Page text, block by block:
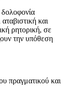
και
ρητορική, σε
την υπόθεση
πραγματικού και